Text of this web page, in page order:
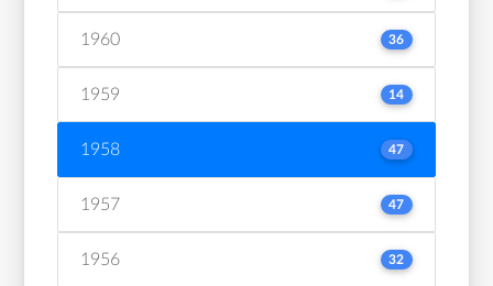
1960 36
1959 14
1958 47
1957 47
1956 32